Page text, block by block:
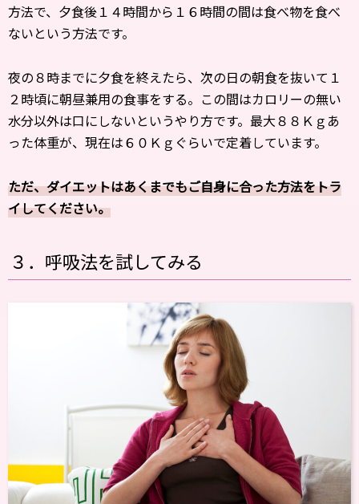
方法で、夕食後１４時間から１６時間の間は食べ物を食べ
ないという方法です。
夜の８時までに夕食を終えたら、次の日の朝食を抜いて１
２時頃に朝昼兼用の食事をする。この間はカロリーの無い
水分以外は口にしないというやり方です。最大８８Ｋｇあ
った体重が、現在は６０Ｋｇぐらいで定着しています。
ただ、ダイエットはあくまでもご自身に合った方法をトラ
イしてください。
３．呼吸法を試してみる